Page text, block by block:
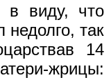
в виду, что
так
14
жрицы: